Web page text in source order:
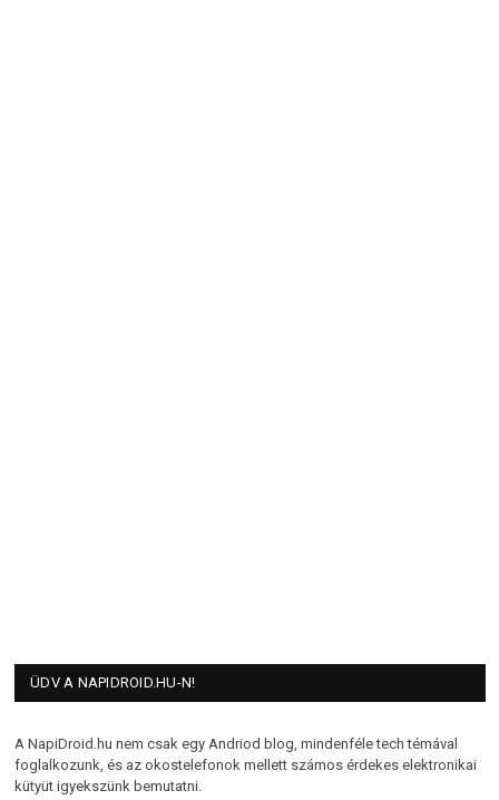
ÜDV A NAPIDROID.HU-N!
A NapiDroid.hu nem csak egy Andriod blog, mindenféle tech témával
foglalkozunk, és az okostelefonok mellett számos érdekes elektronikai
kütyüt igyekszünk bemutatni.